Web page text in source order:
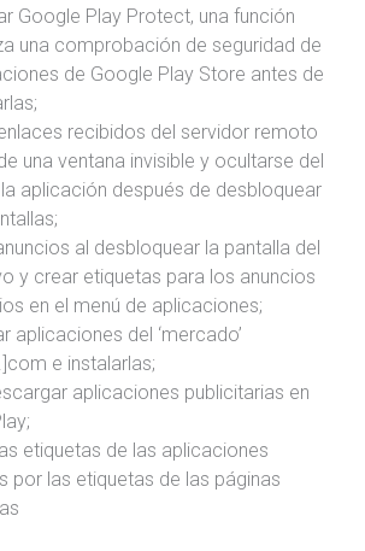
Google Play Protect, una función
una comprobación de seguridad de
de Google Play Store antes de
recibidos del servidor remoto
una ventana invisible y ocultarse del
aplicación después de desbloquear
al desbloquear la pantalla del
y crear etiquetas para los anuncios
en el menú de aplicaciones;
aplicaciones del ‘mercado’
e instalarlas;
aplicaciones publicitarias en
etiquetas de las aplicaciones
por las etiquetas de las páginas